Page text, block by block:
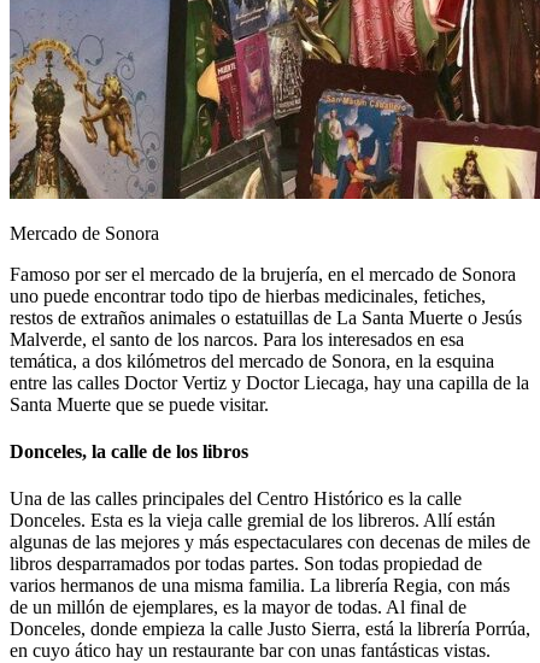
Mercado de Sonora
Famoso por ser el mercado de la brujería, en el mercado de Sonora
uno puede encontrar todo tipo de hierbas medicinales, fetiches,
restos de extraños animales o estatuillas de La Santa Muerte o Jesús
Malverde, el santo de los narcos. Para los interesados en esa
temática, a dos kilómetros del mercado de Sonora, en la esquina
entre las calles Doctor Vertiz y Doctor Liecaga, hay una capilla de la
Santa Muerte que se puede visitar.
Donceles, la calle de los libros
Una de las calles principales del Centro Histórico es la calle
Donceles. Esta es la vieja calle gremial de los libreros. Allí están
algunas de las mejores y más espectaculares con decenas de miles de
libros desparramados por todas partes. Son todas propiedad de
varios hermanos de una misma familia. La librería Regia, con más
de un millón de ejemplares, es la mayor de todas. Al final de
Donceles, donde empieza la calle Justo Sierra, está la librería Porrúa,
en cuyo ático hay un restaurante bar con unas fantásticas vistas.